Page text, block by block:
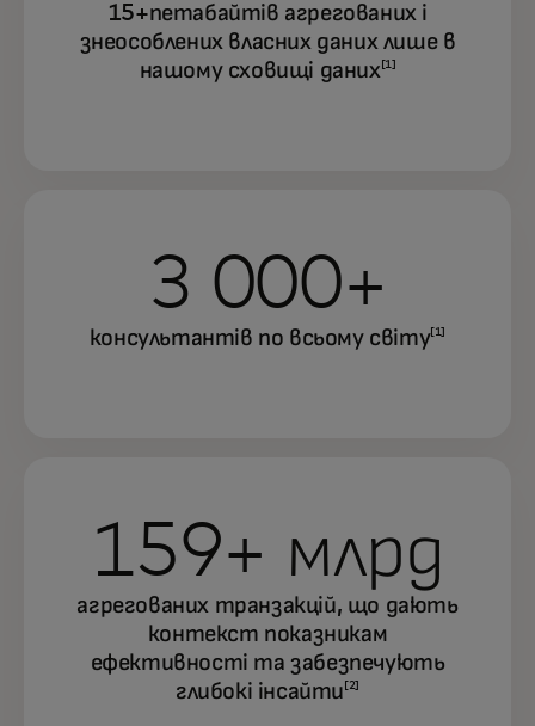
15+петабайтів агрегованих і
знеособлених власних даних лише в
нашому сховищі даних [1]
3 000+
консультантів по всьому світу[1]
159+ млрд
агрегованих транзакцій, що дають
контекст показникам
ефективності та забезпечують
глибокі інсайти [2]